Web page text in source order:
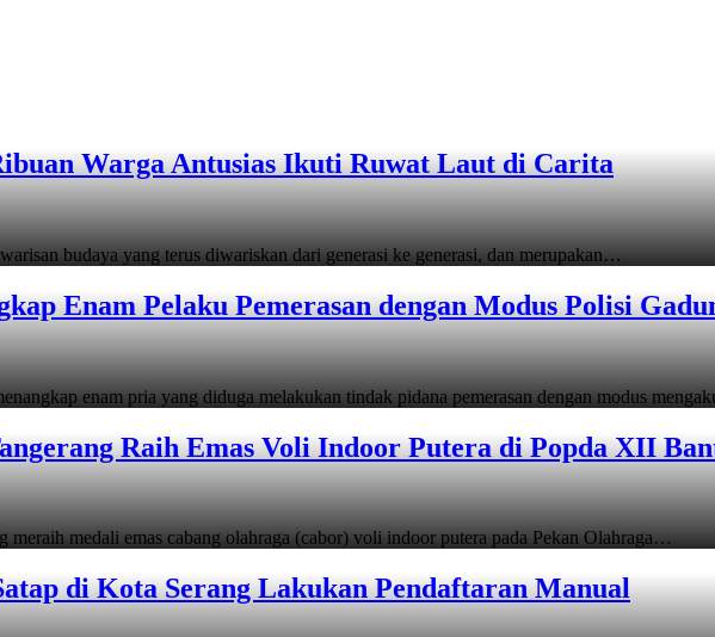
Warga Antusias Ikuti Ruwat Laut di Carita
budaya yang terus diwariskan dari generasi ke generasi, dan merupakan…
Enam Pelaku Pemerasan dengan Modus Polisi
enam pria yang diduga melakukan tindak pidana pemerasan dengan modus
Raih Emas Voli Indoor Putera di Popda XII
meraih medali emas cabang olahraga (cabor) voli indoor putera pada Pekan Olahraga…
di Kota Serang Lakukan Pendaftaran Manual